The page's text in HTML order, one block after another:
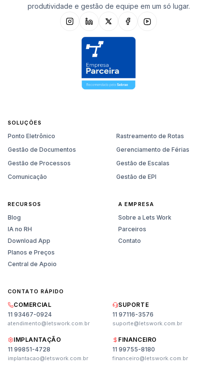
produtividade e gestão de equipe em um só lugar.
SOLUÇÕES
Ponto Eletrônico
Rastreamento de Rotas
Gestão de Documentos
Gerenciamento de Férias
Gestão de Processos
Gestão de Escalas
Comunicação
Gestão de EPI
RECURSOS
Blog
IA no RH
Download App
Planos e Preços
Central de Apoio
A EMPRESA
Sobre a Lets Work
Parceiros
Contato
CONTATO RÁPIDO
COMERCIAL
11 93467-0924
atendimento@letswork.com.br
SUPORTE
11 97116-3576
suporte@letswork.com.br
IMPLANTAÇÃO
11 99851-4728
implantacao@letswork.com.br
FINANCEIRO
11 99755-8180
financeiro@letswork.com.br
Vendas